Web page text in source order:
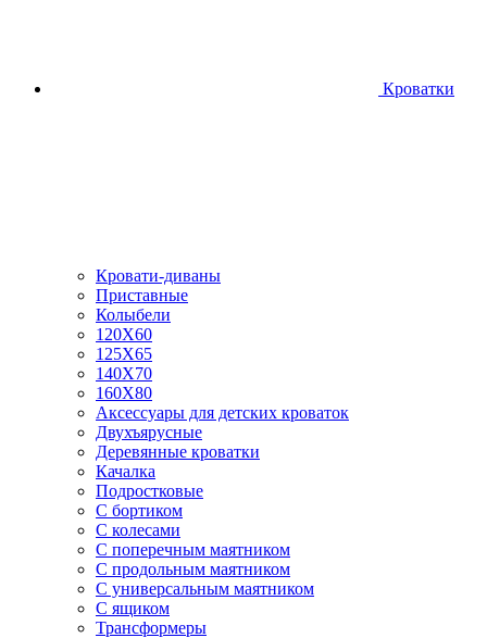
Кроватки
Кровати-диваны
Приставные
Колыбели
120Х60
125X65
140Х70
160Х80
Аксессуары для детских кроваток
Двухъярусные
Деревянные кроватки
Качалка
Подростковые
С бортиком
С колесами
С поперечным маятником
С продольным маятником
С универсальным маятником
С ящиком
Трансформеры